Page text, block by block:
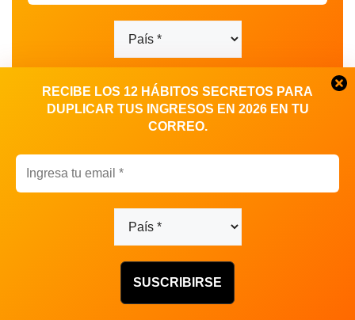
RECIBE LOS 12 HÁBITOS SECRETOS PARA
DUPLICAR TUS INGRESOS EN 2026 EN TU
CORREO.
Crea tu Sitio Web con IA